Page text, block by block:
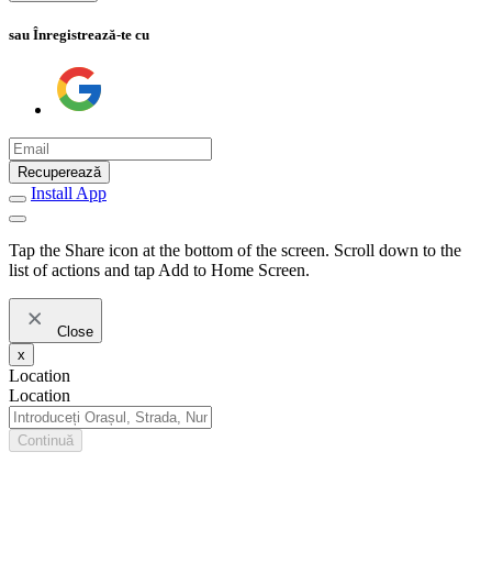
sau Înregistrează-te cu
Recuperează
Install App
Tap the Share icon at the bottom of the screen. Scroll down to the
list of actions and tap Add to Home Screen.
Close
x
Location
Location
Continuă